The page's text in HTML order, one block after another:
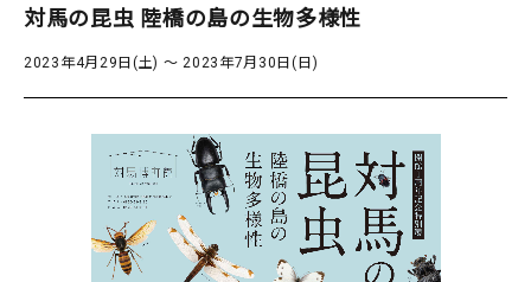
対馬の昆虫 陸橋の島の生物多様性
2023年4月29日(土) 〜 2023年7月30日(日)